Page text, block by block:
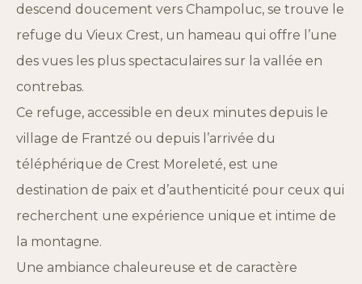
descend doucement vers Champoluc, se trouve le
refuge du Vieux Crest, un hameau qui offre l’une
des vues les plus spectaculaires sur la vallée en
contrebas.
Ce refuge, accessible en deux minutes depuis le
village de Frantzé ou depuis l’arrivée du
téléphérique de Crest Moreleté, est une
destination de paix et d’authenticité pour ceux qui
recherchent une expérience unique et intime de
la montagne.
Une ambiance chaleureuse et de caractère